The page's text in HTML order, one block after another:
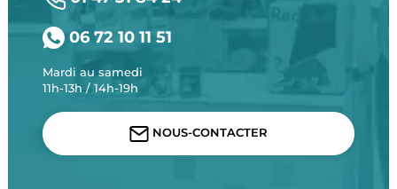
06 72 10 11 51
Mardi au samedi
11h-13h / 14h-19h
NOUS-CONTACTER